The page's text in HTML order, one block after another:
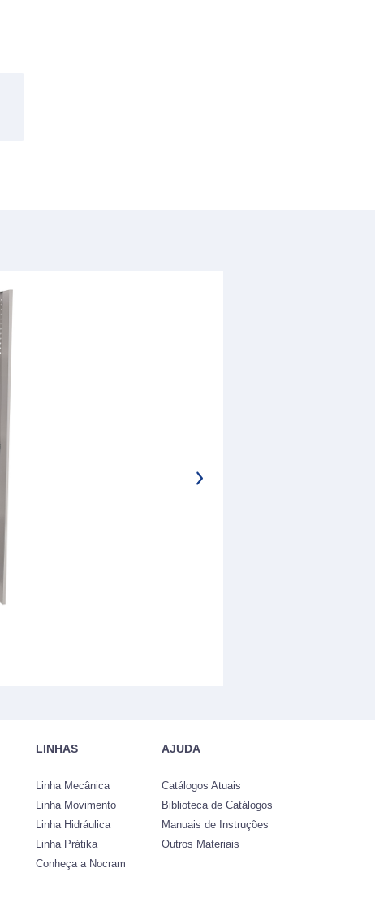
LINHAS
Linha Mecânica
Linha Movimento
Linha Hidráulica
Linha Prátika
Conheça a Nocram
AJUDA
Catálogos Atuais
Biblioteca de Catálogos
Manuais de Instruções
Outros Materiais